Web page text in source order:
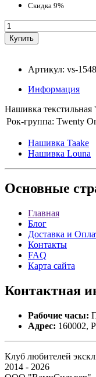
Скидка 9%
Артикул: vs-
Информация
Нашивка текстильная
Рок-группа: Twenty
Нашивка Taake
Нашивка Louna
Основные
Главная
Блог
Доставка и
Контакты
FAQ
Карта сайта
Контактная
Рабочие часы:
Адрес: 160002,
Клуб любителей
2014 - 2026